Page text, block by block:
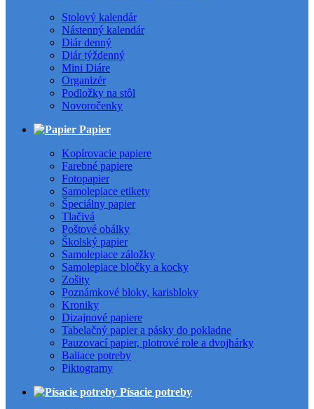
Stolový kalendár
Nástenný kalendár
Diár denný
Diár týždenný
Mini Diáre
Organizér
Podložky na stôl
Novoročenky
Papier
Kopírovacie papiere
Farebné papiere
Fotopapier
Samolepiace etikety
Špeciálny papier
Tlačivá
Poštové obálky
Školský papier
Samolepiace záložky
Samolepiace bločky a kocky
Zošity
Poznámkové bloky, karisbloky
Kroniky
Dizajnové papiere
Tabelačný papier a pásky do pokladne
Pauzovací papier, plotrové role a dvojhárky
Baliace potreby
Piktogramy
Písacie potreby